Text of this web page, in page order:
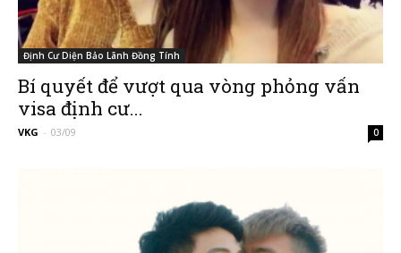
Định Cư Diện Bảo Lãnh Đồng Tính
Bí quyết để vượt qua vòng phỏng vấn
visa định cư...
VKG - 03/09 0